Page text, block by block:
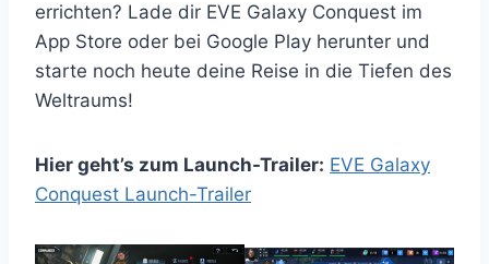
errichten? Lade dir EVE Galaxy Conquest im
App Store oder bei Google Play herunter und
starte noch heute deine Reise in die Tiefen des
Weltraums!
Hier geht’s zum Launch-Trailer: EVE Galaxy
Conquest Launch-Trailer